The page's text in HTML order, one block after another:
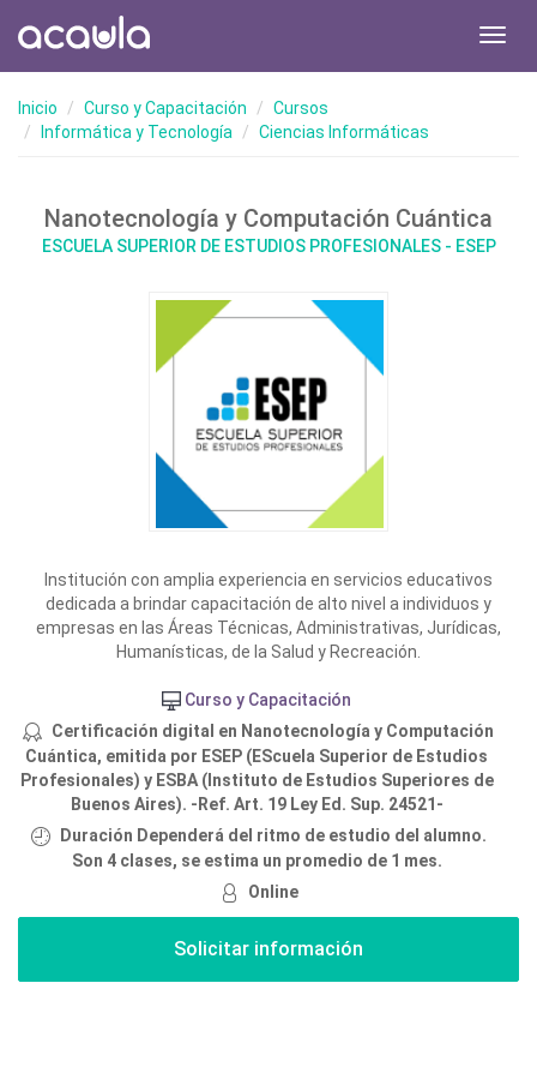
Inicio Curso y Capacitación
Cursos
Informática y Tecnología
Ciencias Informáticas
Nanotecnología y Computación Cuántica
ESCUELA SUPERIOR DE ESTUDIOS PROFESIONALES - ESEP
Institución con amplia experiencia en servicios educativos
dedicada a brindar capacitación de alto nivel a individuos y
empresas en las Áreas Técnicas, Administrativas, Jurídicas,
Humanísticas, de la Salud y Recreación.
Curso y Capacitación
Certificación digital en Nanotecnología y Computación
Cuántica, emitida por ESEP (EScuela Superior de Estudios
Profesionales) y ESBA (Instituto de Estudios Superiores de
Buenos Aires). -Ref. Art. 19 Ley Ed. Sup. 24521-
Duración Dependerá del ritmo de estudio del alumno.
Son 4 clases, se estima un promedio de 1 mes.
Online